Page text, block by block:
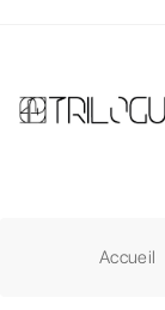
Accueil